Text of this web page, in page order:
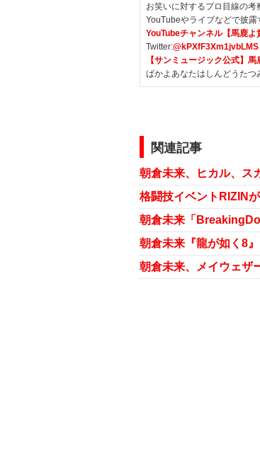
お笑いに対するプロ目線の
YouTubeやライブなどで披露
YouTubeチャンネル【馬鹿よ
Twitter:@kPXfF3Xm1jvbLMS
【サンミュージック公式】
ばかよあなたはしんどうたつ
関連記事
朝倉未来、ヒカル、ス
格闘技イベントRIZIN
朝倉未来『龍が如く8
朝倉未来、メイウェザ